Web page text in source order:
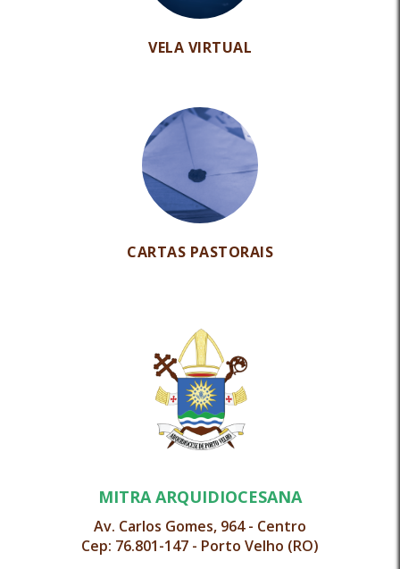
VELA VIRTUAL
CARTAS PASTORAIS
MITRA ARQUIDIOCESANA
Av. Carlos Gomes, 964 - Centro
Cep: 76.801-147 - Porto Velho (RO)